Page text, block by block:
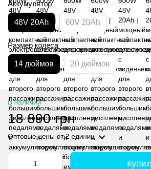
Аккумулятор
48V 20Ah 60V 20Ah
Размер колеса
14 дюймов 20 дюймов
В наличии
18 890 грн
Оптовые цены от 2 единиц